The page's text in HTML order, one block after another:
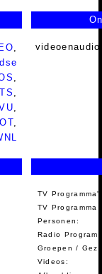
TV
TV Programma
Personen:
Radio
Groepen /
Videos: